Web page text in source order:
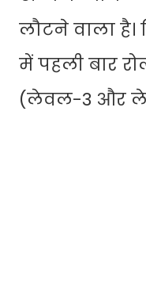
लौटने वाला है।
में पहली बार
(लेवल-3 और